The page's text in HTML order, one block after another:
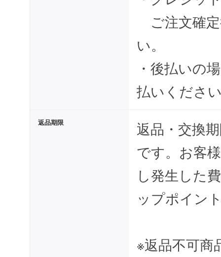
ご注文確
い。
・後払いの
払いくださ
返品期限
返品・交換
です。お客
し発生した
ップポイン
※返品不可商